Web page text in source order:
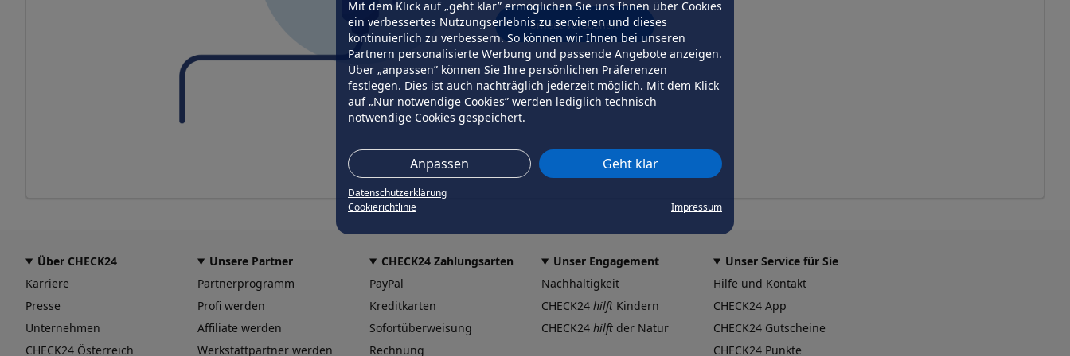
Mit dem Klick auf „geht klar” ermöglichen Sie uns Ihnen über Cookies
ein verbessertes Nutzungserlebnis zu servieren und dieses
kontinuierlich zu verbessern. So können wir Ihnen bei unseren
Partnern personalisierte Werbung und passende Angebote anzeigen.
Über „anpassen” können Sie Ihre persönlichen Präferenzen
festlegen. Dies ist auch nachträglich jederzeit möglich. Mit dem Klick
auf „Nur notwendige Cookies” werden lediglich technisch
notwendige Cookies gespeichert.
Anpassen Geht klar
Datenschutzerklärung
Cookierichtlinie
Impressum
erneut versuchen
Über CHECK24
Karriere
Presse
Unternehmen
CHECK24 Österreich
Unsere Partner
Partnerprogramm
Profi werden
Affiliate werden
Werkstattpartner werden
CHECK24 Zahlungsarten
PayPal
Kreditkarten
Sofortüberweisung
Rechnung
Unser Engagement
Nachhaltigkeit
CHECK24 hilft Kindern
CHECK24 hilft der Natur
Unser Service für Sie
Hilfe und Kontakt
CHECK24 App
CHECK24 Gutscheine
CHECK24 Punkte